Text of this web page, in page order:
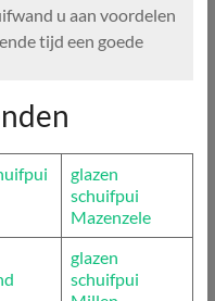
u aan voordelen
tijd een goede
glazen
schuifpui
Mazenzele
glazen
schuifpui